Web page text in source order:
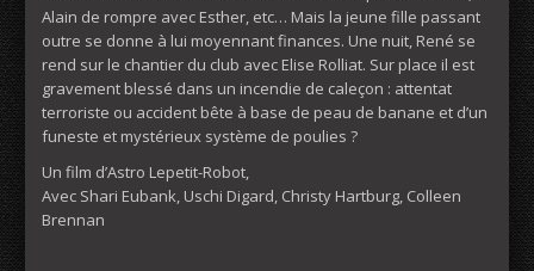
Alain de rompre avec Esther, etc… Mais la jeune fille passant
outre se donne à lui moyennant finances. Une nuit, René se
rend sur le chantier du club avec Elise Rolliat. Sur place il est
gravement blessé dans un incendie de caleçon : attentat
terroriste ou accident bête à base de peau de banane et d’un
funeste et mystérieux système de poulies ?
Un film d’Astro Lepetit-Robot,
Avec Shari Eubank, Uschi Digard, Christy Hartburg, Colleen
Brennan